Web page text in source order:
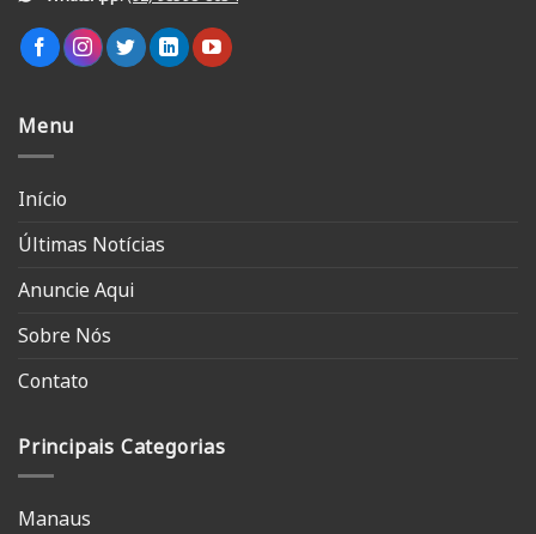
Menu
Início
Últimas Notícias
Anuncie Aqui
Sobre Nós
Contato
Principais Categorias
Manaus